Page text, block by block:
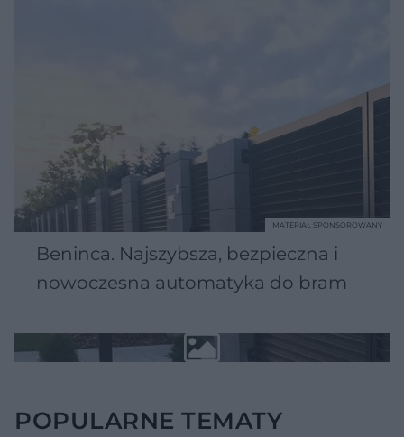
Beninca. Najszybsza, bezpieczna i
nowoczesna automatyka do bram
MATERIAŁ SPONSOROWANY
POPULARNE TEMATY